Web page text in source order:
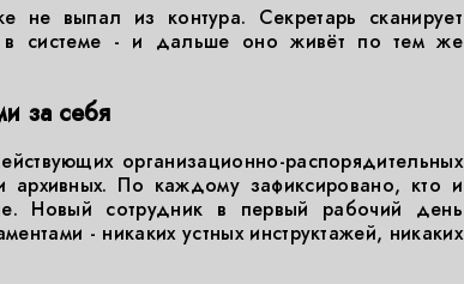
не выпал из контура. Секретарь сканирует
в системе - и дальше оно живёт по тем же
за себя
организационно-распорядительных
архивных. По каждому зафиксировано, кто и
Новый сотрудник в первый рабочий день
- никаких устных инструктажей, никаких